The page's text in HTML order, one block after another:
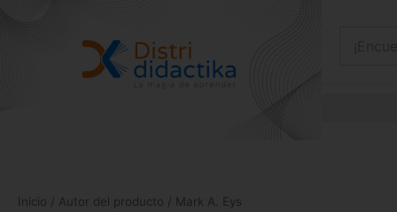
Inicio / Autor del producto / Mark A. Eys